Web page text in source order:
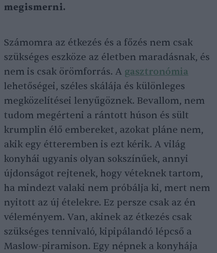
megismerni.
Számomra az étkezés és a főzés nem csak
szükséges eszköze az életben maradásnak, és
nem is csak örömforrás. A gasztronómia
lehetőségei, széles skálája és különleges
megközelítései lenyűgöznek. Bevallom, nem
tudom megérteni a rántott húson és sült
krumplin élő embereket, azokat pláne nem,
akik egy étteremben is ezt kérik. A világ
konyhái ugyanis olyan sokszínűek, annyi
újdonságot rejtenek, hogy véteknek tartom,
ha mindezt valaki nem próbálja ki, mert nem
nyitott az új ételekre. Ez persze csak az én
véleményem. Van, akinek az étkezés csak
szükséges tennivaló, kipipálandó lépcső a
Maslow-piramison. Egy népnek a konyhája